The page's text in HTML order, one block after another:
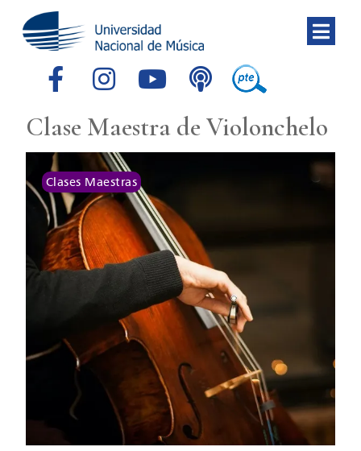
Clase Maestra de Violonchelo
Clases Maestras